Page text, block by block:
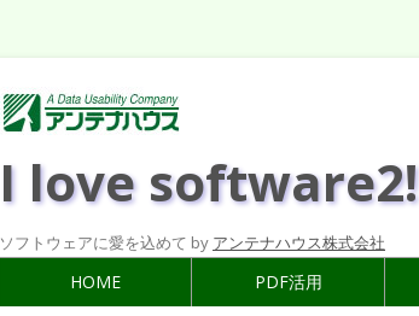
I love software2!
ソフトウェアに愛を込めて by アンテナハウス株式会社
HOME PDF活用